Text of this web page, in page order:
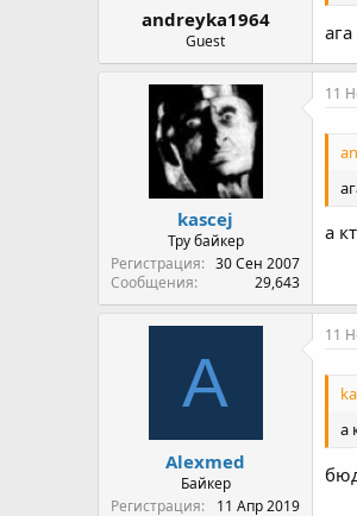
andreyka1964
Guest
kascej
Тру байкер
Регистрация
30 Сен 2007
Сообщения
29,643
11
а
A
Alexmed
Байкер
Регистрация
11 Апр 2019
11
а